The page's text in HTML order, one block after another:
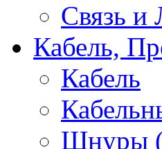
Связь и
Кабель,
Кабель
Шнуры